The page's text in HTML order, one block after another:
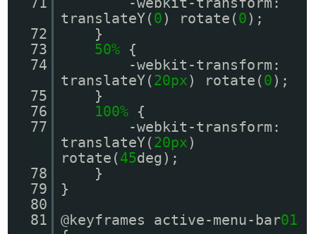
translateY(0) rotate(0);
72
}
73
50% {
74
-webkit-transform:
translateY(20px) rotate(0);
75
}
76
100% {
77
-webkit-transform:
translateY(20px)
rotate(45deg);
78
}
79
}
80
81
@keyframes active-menu-bar01